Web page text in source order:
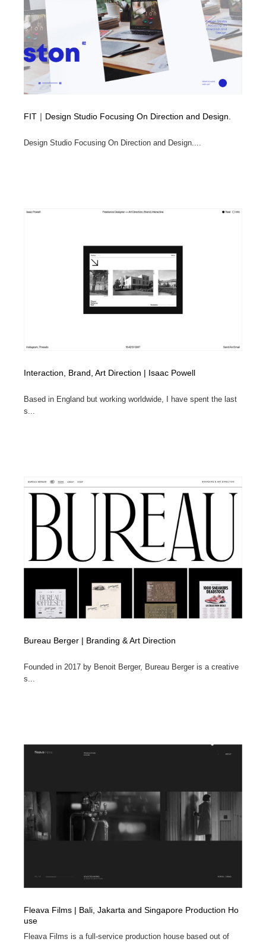
FIT｜Design Studio Focusing On Direction and Design.
Design Studio Focusing On Direction and Design....
Interaction, Brand, Art Direction | Isaac Powell
Based in England but working worldwide, I have spent the last
s...
Bureau Berger | Branding & Art Direction
Founded in 2017 by Benoit Berger, Bureau Berger is a creative
s...
Fleava Films | Bali, Jakarta and Singapore Production Ho
use
Fleava Films is a full-service production house based out of